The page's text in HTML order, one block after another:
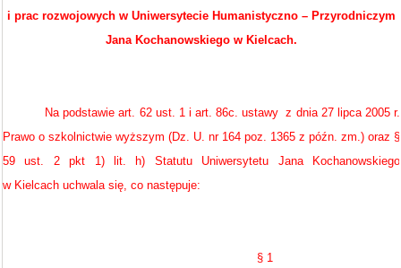
i prac rozwojowych w Uniwersytecie Humanistyczno – Przyrodniczym
Jana Kochanowskiego w Kielcach.
Na podstawie art. 62 ust. 1 i art. 86c. ustawy z dnia 27 lipca 2005 r.
Prawo o szkolnictwie wyższym (Dz. U. nr 164 poz. 1365 z późn. zm.) oraz §
59 ust. 2 pkt 1) lit. h) Statutu Uniwersytetu Jana Kochanowskiego
w Kielcach uchwala się, co następuje:
§ 1